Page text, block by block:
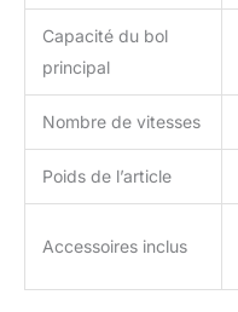
Capacité du bol
principal
Nombre de vitesses
Poids de l’article
Accessoires inclus